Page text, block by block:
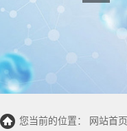
您当前的位置： 网站首页